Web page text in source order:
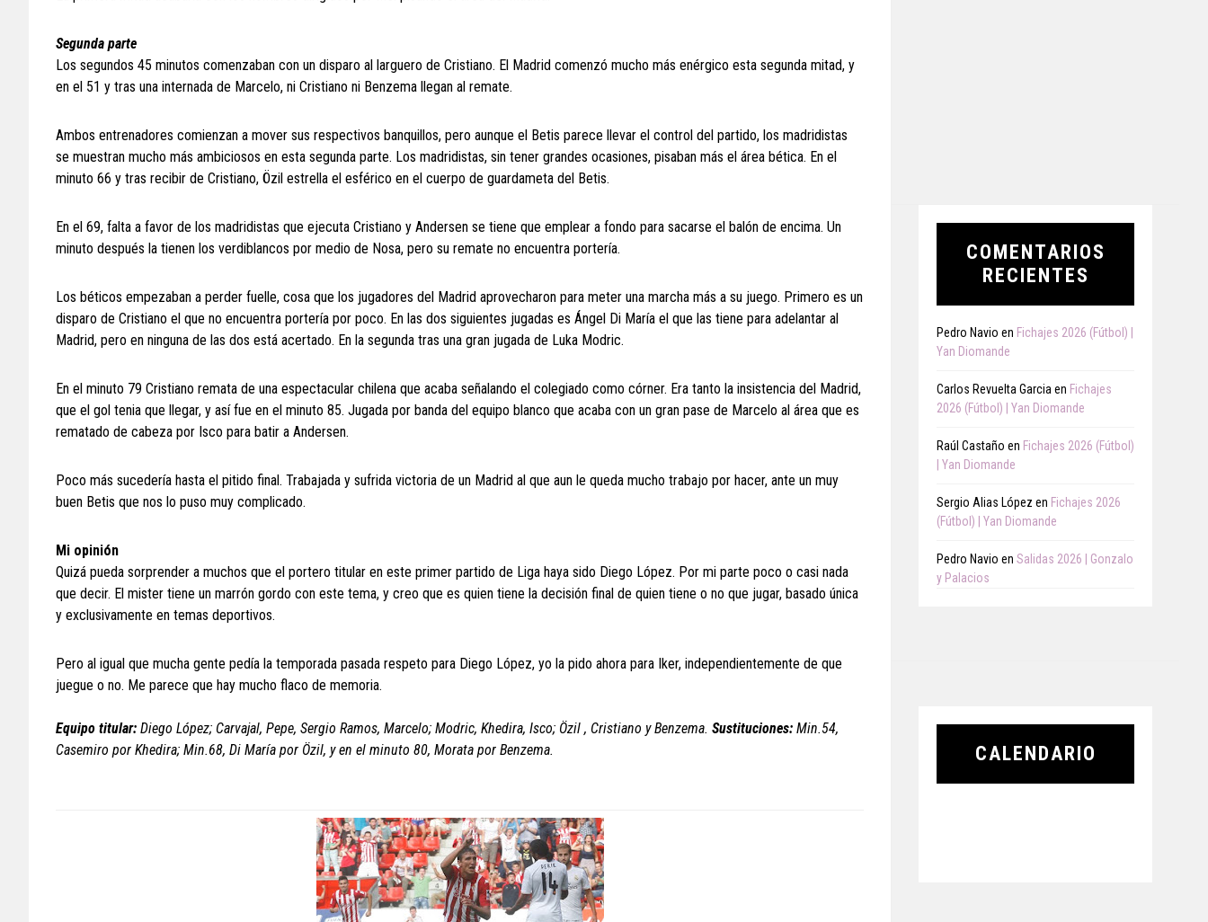
Segunda parte
Los segundos 45 minutos comenzaban con un disparo al larguero de Cristiano. El Madrid comenzó mucho más enérgico esta segunda mitad, y
en el 51 y tras una internada de Marcelo, ni Cristiano ni Benzema llegan al remate.
Ambos entrenadores comienzan a mover sus respectivos banquillos, pero aunque el Betis parece llevar el control del partido, los madridistas
se muestran mucho más ambiciosos en esta segunda parte. Los madridistas, sin tener grandes ocasiones, pisaban más el área bética. En el
minuto 66 y tras recibir de Cristiano, Özil estrella el esférico en el cuerpo de guardameta del Betis.
En el 69, falta a favor de los madridistas que ejecuta Cristiano y Andersen se tiene que emplear a fondo para sacarse el balón de encima. Un
minuto después la tienen los verdiblancos por medio de Nosa, pero su remate no encuentra portería.
Los béticos empezaban a perder fuelle, cosa que los jugadores del Madrid aprovecharon para meter una marcha más a su juego. Primero es un
disparo de Cristiano el que no encuentra portería por poco. En las dos siguientes jugadas es Ángel Di María el que las tiene para adelantar al
Madrid, pero en ninguna de las dos está acertado. En la segunda tras una gran jugada de Luka Modric.
En el minuto 79 Cristiano remata de una espectacular chilena que acaba señalando el colegiado como córner. Era tanto la insistencia del Madrid,
que el gol tenia que llegar, y así fue en el minuto 85. Jugada por banda del equipo blanco que acaba con un gran pase de Marcelo al área que es
rematado de cabeza por Isco para batir a Andersen.
Poco más sucedería hasta el pitido final. Trabajada y sufrida victoria de un Madrid al que aun le queda mucho trabajo por hacer, ante un muy
buen Betis que nos lo puso muy complicado.
Mi opinión
Quizá pueda sorprender a muchos que el portero titular en este primer partido de Liga haya sido Diego López. Por mi parte poco o casi nada
que decir. El mister tiene un marrón gordo con este tema, y creo que es quien tiene la decisión final de quien tiene o no que jugar, basado única
y exclusivamente en temas deportivos.
Pero al igual que mucha gente pedía la temporada pasada respeto para Diego López, yo la pido ahora para Iker, independientemente de que
juegue o no. Me parece que hay mucho flaco de memoria.
Equipo titular: Diego López; Carvajal, Pepe, Sergio Ramos, Marcelo; Modric, Khedira, Isco; Özil , Cristiano y Benzema. Sustituciones: Min.54,
Casemiro por Khedira; Min.68, Di María por Özil, y en el minuto 80, Morata por Benzema.
COMENTARIOS
RECIENTES
Pedro Navio en Fichajes 2026 (Fútbol) |
Yan Diomande
Carlos Revuelta Garcia en Fichajes
2026 (Fútbol) | Yan Diomande
Raúl Castaño en Fichajes 2026 (Fútbol)
| Yan Diomande
Sergio Alias López en Fichajes 2026
(Fútbol) | Yan Diomande
Pedro Navio en Salidas 2026 | Gonzalo
y Palacios
CALENDARIO